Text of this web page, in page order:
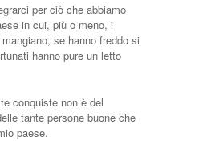
per ciò che abbiamo
in cui, più o meno, i
se hanno freddo si
hanno pure un letto
conquiste non è del
tante persone buone che
paese.